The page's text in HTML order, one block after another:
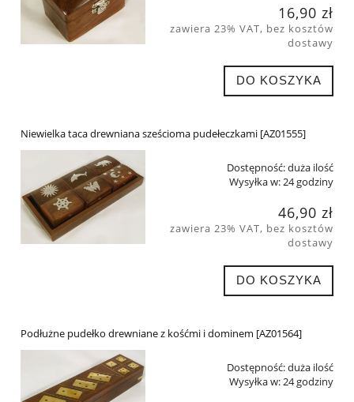
16,90 zł
zawiera 23% VAT, bez kosztów
dostawy
DO KOSZYKA
Niewielka taca drewniana sześcioma pudełeczkami [AZ01555]
Dostępność:duża ilość
Wysyłka w:24 godziny
46,90 zł
zawiera 23% VAT, bez kosztów
dostawy
DO KOSZYKA
Podłużne pudełko drewniane z kośćmi i dominem [AZ01564]
Dostępność:duża ilość
Wysyłka w:24 godziny